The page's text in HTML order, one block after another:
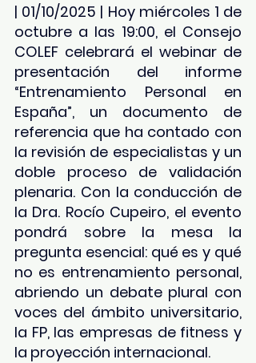
| 01/10/2025 | Hoy miércoles 1 de
octubre a las 19:00, el Consejo
COLEF celebrará el webinar de
presentación del informe
“Entrenamiento Personal en
España”, un documento de
referencia que ha contado con
la revisión de especialistas y un
doble proceso de validación
plenaria. Con la conducción de
la Dra. Rocío Cupeiro, el evento
pondrá sobre la mesa la
pregunta esencial: qué es y qué
no es entrenamiento personal,
abriendo un debate plural con
voces del ámbito universitario,
la FP, las empresas de fitness y
la proyección internacional.